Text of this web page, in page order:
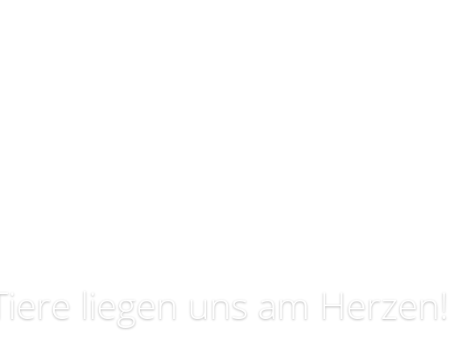
liegen uns am Herzen!